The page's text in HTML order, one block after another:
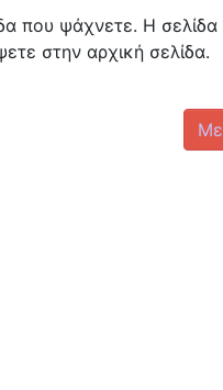
που ψάχνετε. Η σελίδα
στην αρχική σελίδα.